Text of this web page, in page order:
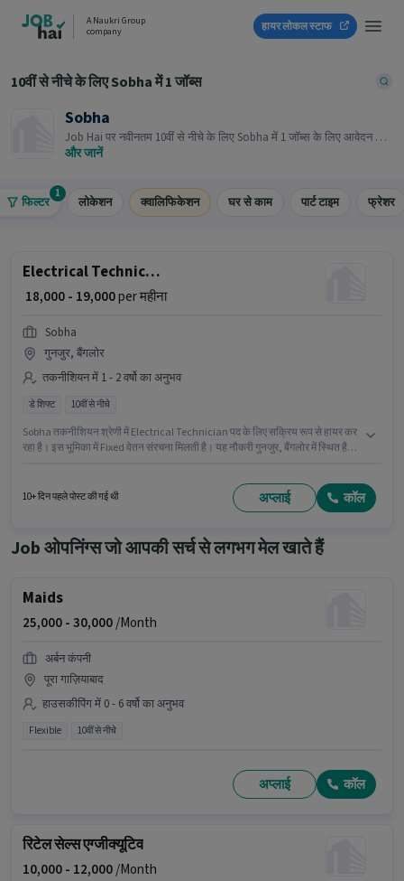
A Naukri Group
company
हायर लोकल स्टाफ
10वीं से नीचे के लिए Sobha में 1 जॉब्स
Sobha
Job Hai पर नवीनतम 10वीं से नीचे के लिए Sobha में 1 जॉब्स के लिए आवेदन करें!
भर्तीकर्ता के पास आपके क्षेत्र में तत्काल रिक्तियां हैं।
और जानें
फिल्टर
1
लोकेशन क्वालिफिकेशन घर से काम पार्ट टाइम फ्रेशर
Electrical Technician
₹ 18,000 - 19,000per महीना
Sobha
गुनजुर, बैंगलोर
तकनीशियन में 1 - 2 वर्षो का अनुभव
डे शिफ्ट 10वीं से नीचे
Sobha तकनीशियन श्रेणी में Electrical Technician पद के लिए सक्रिय रूप से हायर कर
रहा है। इस भूमिका में Fixed वेतन संरचना मिलती है। यह नौकरी गुनजुर, बैंगलोर में स्थित है।
अनुभव वाले के लिए खुली है, मासिक वेतन ₹19000 रहेगा।
10+ दिन पहले पोस्ट की गई थी अप्लाई कॉल
Job ओपनिंग्स जो आपकी सर्च से लगभग मेल खाते हैं
Maids
25,000 -30,000/Month
अर्बन कंपनी
पूरा गाज़ियाबाद
हाउसकीपिंग में 0 - 6 वर्षो का अनुभव
Flexible 10वीं से नीचे
अप्लाई कॉल
रिटेल सेल्स एग्जीक्यूटिव
10,000 - 12,000/Month